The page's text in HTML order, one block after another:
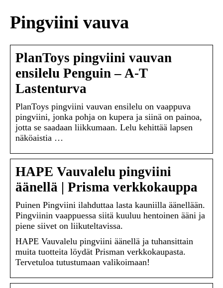
Pingviini vauva
PlanToys pingviini vauvan
ensilelu Penguin – A-T
Lastenturva
PlanToys pingviini vauvan ensilelu on vaappuva
pingviini, jonka pohja on kupera ja siinä on painoa,
jotta se saadaan liikkumaan. Lelu kehittää lapsen
näköaistia …
HAPE Vauvalelu pingviini
äänellä | Prisma verkkokauppa
Puinen Pingviini ilahduttaa lasta kauniilla äänellään.
Pingviinin vaappuessa siitä kuuluu hentoinen ääni ja
piene siivet on liikuteltavissa.
HAPE Vauvalelu pingviini äänellä ja tuhansittain
muita tuotteita löydät Prisman verkkokaupasta.
Tervetuloa tutustumaan valikoimaan!